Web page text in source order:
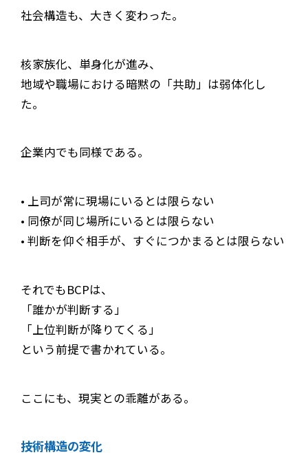
社会構造も、大きく変わった。
核家族化、単身化が進み、
地域や職場における暗黙の「共助」は弱体化し
た。
企業内でも同様である。
• 上司が常に現場にいるとは限らない
• 同僚が同じ場所にいるとは限らない
• 判断を仰ぐ相手が、すぐにつかまるとは限らない
それでもBCPは、
「誰かが判断する」
「上位判断が降りてくる」
という前提で書かれている。
ここにも、現実との乖離がある。
技術構造の変化